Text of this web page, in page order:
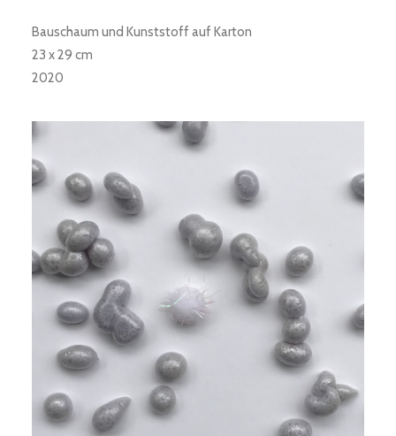
Bauschaum und Kunststoff auf Karton
23 x 29 cm
2020